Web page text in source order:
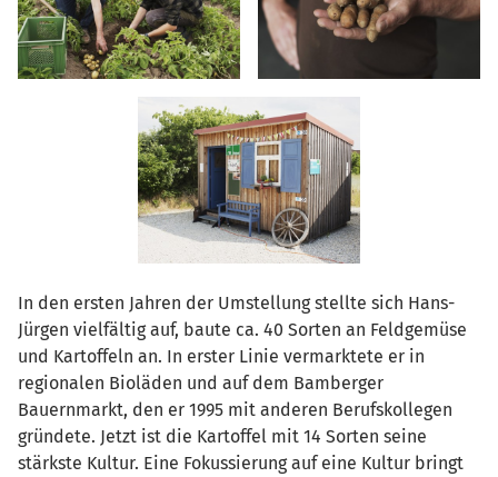
In den ersten Jahren der Umstellung stellte sich Hans-
Jürgen vielfältig auf, baute ca. 40 Sorten an Feldgemüse
und Kartoffeln an. In erster Linie vermarktete er in
regionalen Bioläden und auf dem Bamberger
Bauernmarkt, den er 1995 mit anderen Berufskollegen
gründete. Jetzt ist die Kartoffel mit 14 Sorten seine
stärkste Kultur. Eine Fokussierung auf eine Kultur bringt